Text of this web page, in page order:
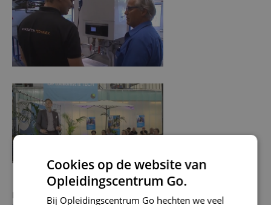
Het voorlopige programma van de Dag van de
Cookies op de website van
Opleidingscentrum Go.
Bij Opleidingscentrum Go hechten we veel